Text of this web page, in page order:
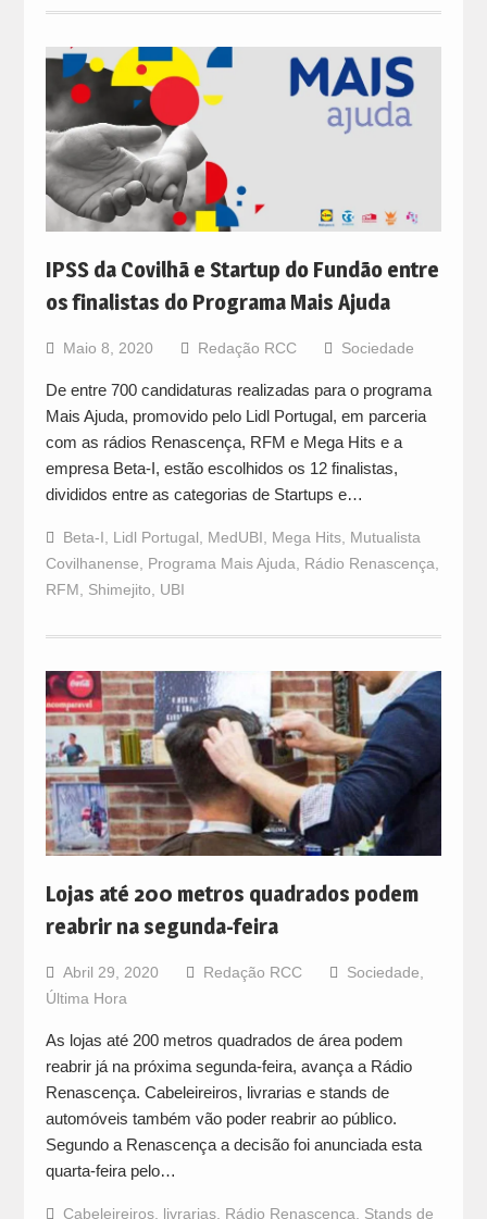
IPSS da Covilhã e Startup do Fundão entre
os finalistas do Programa Mais Ajuda
Maio 8, 2020 Redação RCC Sociedade
De entre 700 candidaturas realizadas para o programa
Mais Ajuda, promovido pelo Lidl Portugal, em parceria
com as rádios Renascença, RFM e Mega Hits e a
empresa Beta-I, estão escolhidos os 12 finalistas,
divididos entre as categorias de Startups e…
Beta-I, Lidl Portugal, MedUBI, Mega Hits, Mutualista
Covilhanense, Programa Mais Ajuda, Rádio Renascença,
RFM, Shimejito, UBI
Lojas até 200 metros quadrados podem
reabrir na segunda-feira
Abril 29, 2020 Redação RCC Sociedade,
Última Hora
As lojas até 200 metros quadrados de área podem
reabrir já na próxima segunda-feira, avança a Rádio
Renascença. Cabeleireiros, livrarias e stands de
automóveis também vão poder reabrir ao público.
Segundo a Renascença a decisão foi anunciada esta
quarta-feira pelo…
Cabeleireiros, livrarias, Rádio Renascença, Stands de